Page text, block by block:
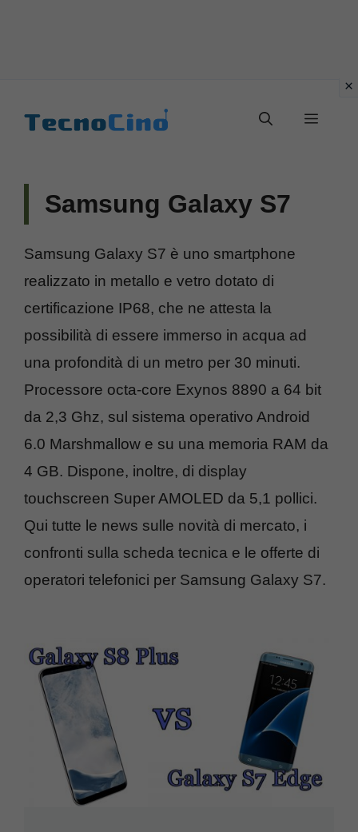
Menu
Samsung Galaxy S7
Samsung Galaxy S7 è uno smartphone
realizzato in metallo e vetro dotato di
certificazione IP68, che ne attesta la
possibilità di essere immerso in acqua ad
una profondità di un metro per 30 minuti.
Processore octa-core Exynos 8890 a 64 bit
da 2,3 Ghz, sul sistema operativo Android
6.0 Marshmallow e su una memoria RAM da
4 GB. Dispone, inoltre, di display
touchscreen Super AMOLED da 5,1 pollici.
Qui tutte le news sulle novità di mercato, i
confronti sulla scheda tecnica e le offerte di
operatori telefonici per Samsung Galaxy S7.